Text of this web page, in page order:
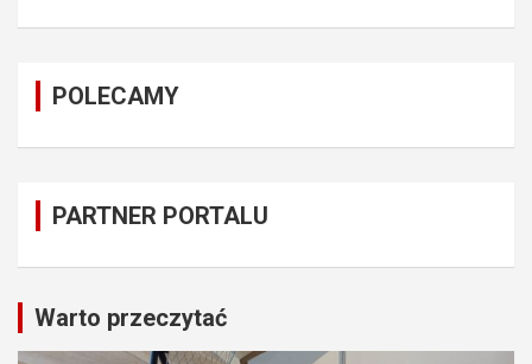
POLECAMY
PARTNER PORTALU
Warto przeczytać